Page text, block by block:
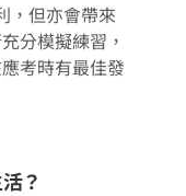
，但亦會帶來
分模擬練習，
考時有最佳發
？